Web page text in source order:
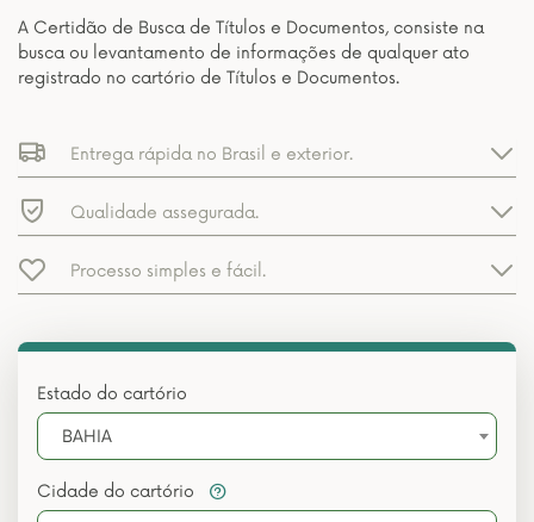
A Certidão de Busca de Títulos e Documentos, consiste na
busca ou levantamento de informações de qualquer ato
registrado no cartório de Títulos e Documentos.
Entrega rápida no Brasil e exterior.
Qualidade assegurada.
Processo simples e fácil.
Estado do cartório
BAHIA
Cidade do cartório